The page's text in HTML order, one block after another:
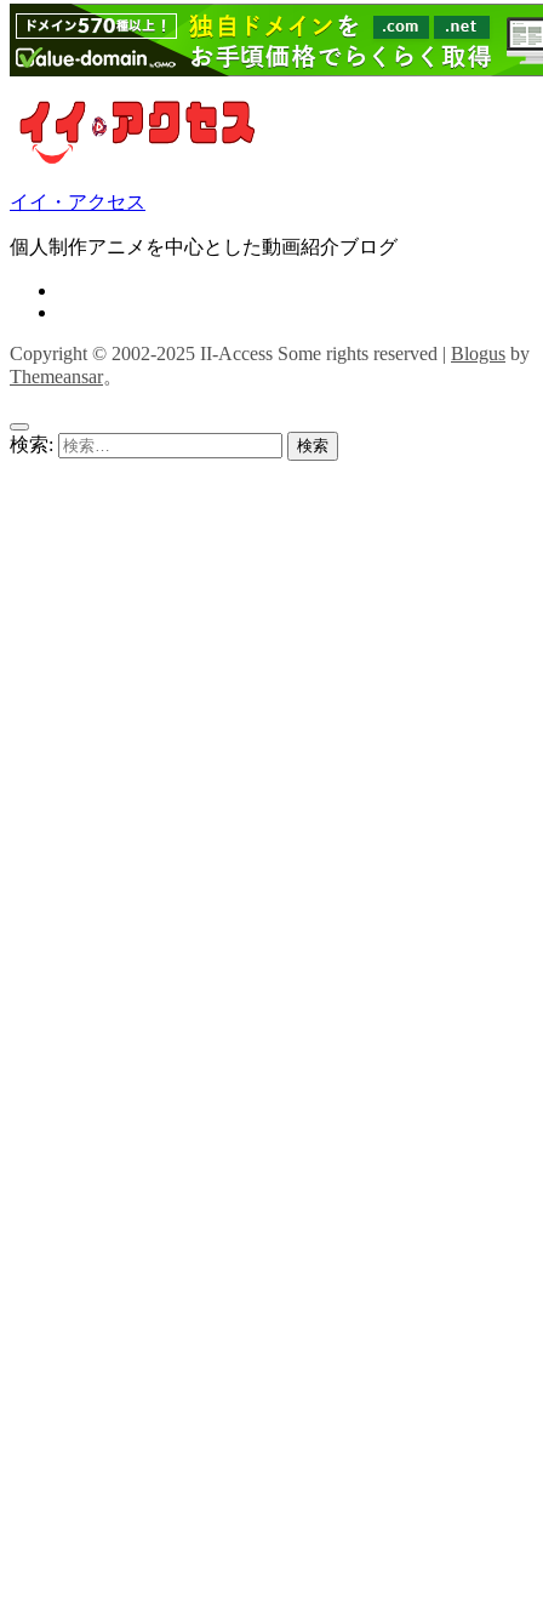
イイ・アクセス
個人制作アニメを中心とした動画紹介ブログ
Copyright © 2002-2025 II-Access Some rights reserved | Blogus by
Themeansar。
検索: